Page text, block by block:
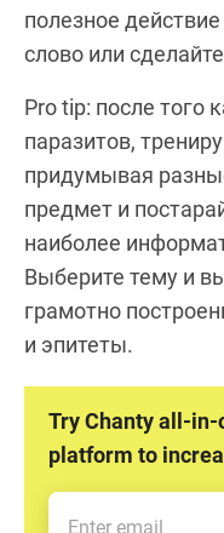
полезное
слово или
Pro tip: после того
паразитов,
придумывая
предмет и
наиболее
Выберите тему и
грамотно
и эпитеты.
Try Chanty all-
platform to